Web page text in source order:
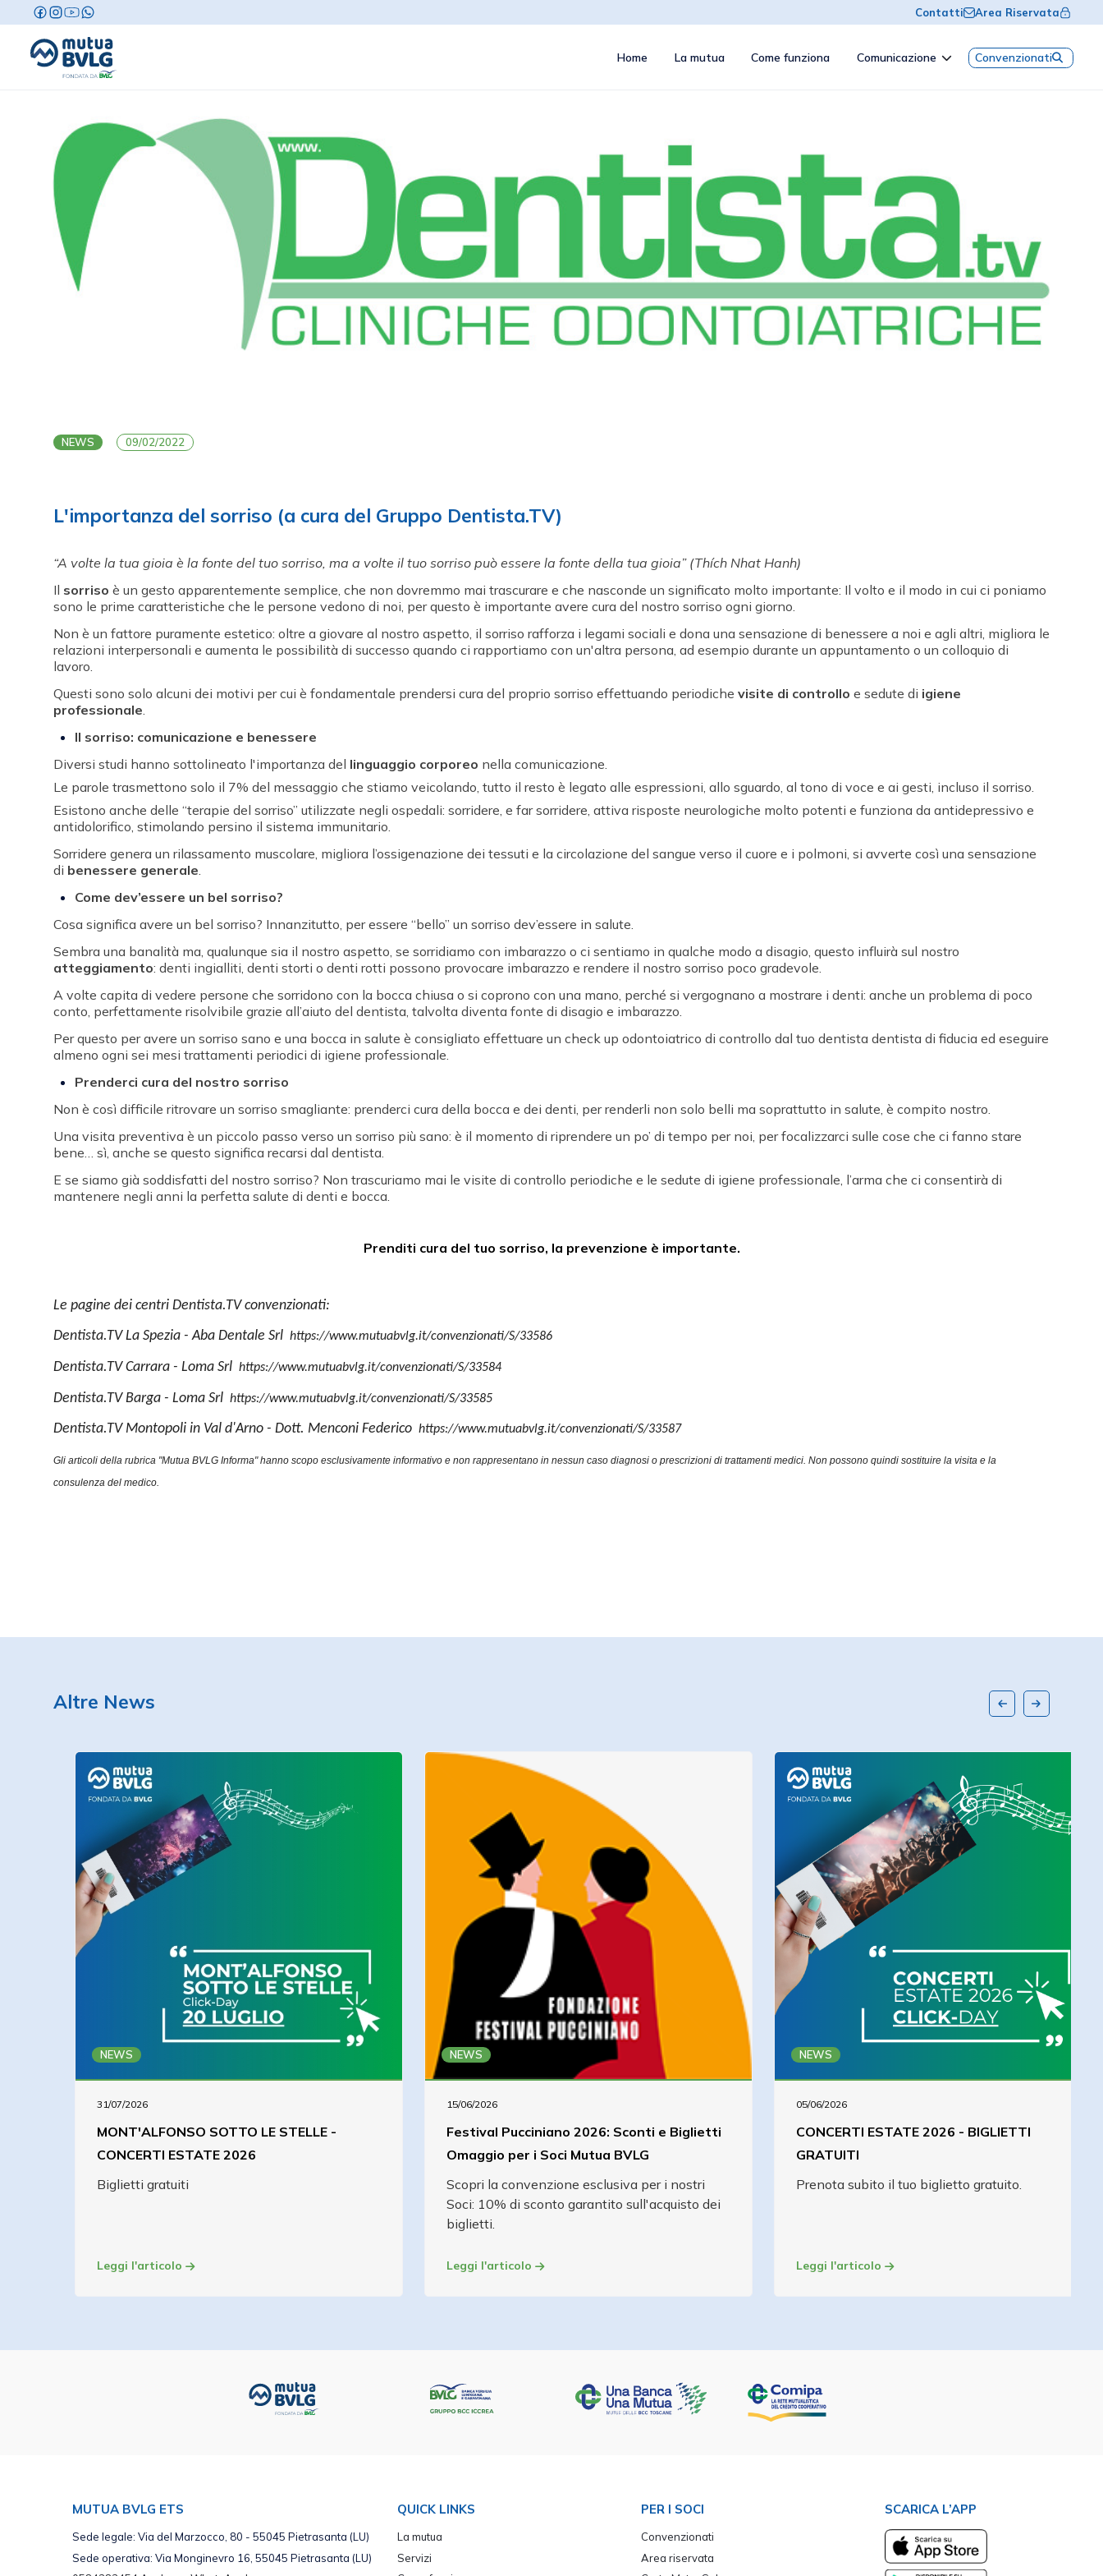
Contatti Area Riservata
Home La mutua Come funziona Comunicazione Convenzionati
NEWS 09/02/2022
L'importanza del sorriso (a cura del Gruppo Dentista.TV)
“A volte la tua gioia è la fonte del tuo sorriso, ma a volte il tuo sorriso può essere la fonte della tua gioia” (Thích Nhat Hanh)
Il sorriso è un gesto apparentemente semplice, che non dovremmo mai trascurare e che nasconde un significato molto importante: Il volto e il modo in cui ci poniamo
sono le prime caratteristiche che le persone vedono di noi, per questo è importante avere cura del nostro sorriso ogni giorno.
Non è un fattore puramente estetico: oltre a giovare al nostro aspetto, il sorriso rafforza i legami sociali e dona una sensazione di benessere a noi e agli altri, migliora le
relazioni interpersonali e aumenta le possibilità di successo quando ci rapportiamo con un'altra persona, ad esempio durante un appuntamento o un colloquio di
lavoro.
Questi sono solo alcuni dei motivi per cui è fondamentale prendersi cura del proprio sorriso effettuando periodiche visite di controllo e sedute di igiene
professionale
Il sorriso: comunicazione e benessere
Diversi studi hanno sottolineato l'importanza del linguaggio corporeo nella comunicazione.
Le parole trasmettono solo il 7% del messaggio che stiamo veicolando, tutto il resto è legato alle espressioni, allo sguardo, al tono di voce e ai gesti, incluso il sorriso.
Esistono anche delle “terapie del sorriso” utilizzate negli ospedali: sorridere, e far sorridere, attiva risposte neurologiche molto potenti e funziona da antidepressivo e
antidolorifico, stimolando persino il sistema immunitario.
Sorridere genera un rilassamento muscolare, migliora l’ossigenazione dei tessuti e la circolazione del sangue verso il cuore e i polmoni, si avverte così una sensazione
di benessere generale
Come dev’essere un bel sorriso?
Cosa significa avere un bel sorriso? Innanzitutto, per essere “bello” un sorriso dev’essere in salute.
Sembra una banalità ma, qualunque sia il nostro aspetto, se sorridiamo con imbarazzo o ci sentiamo in qualche modo a disagio, questo influirà sul nostro
atteggiamento: denti ingialliti, denti storti o denti rotti possono provocare imbarazzo e rendere il nostro sorriso poco gradevole.
A volte capita di vedere persone che sorridono con la bocca chiusa o si coprono con una mano, perché si vergognano a mostrare i denti: anche un problema di poco
conto, perfettamente risolvibile grazie all’aiuto del dentista, talvolta diventa fonte di disagio e imbarazzo.
Per questo per avere un sorriso sano e una bocca in salute è consigliato effettuare un check up odontoiatrico di controllo dal tuo dentista dentista di fiducia ed eseguire
almeno ogni sei mesi trattamenti periodici di igiene professionale.
Prenderci cura del nostro sorriso
Non è così difficile ritrovare un sorriso smagliante: prenderci cura della bocca e dei denti, per renderli non solo belli ma soprattutto in salute, è compito nostro.
Una visita preventiva è un piccolo passo verso un sorriso più sano: è il momento di riprendere un po’ di tempo per noi, per focalizzarci sulle cose che ci fanno stare
bene… sì, anche se questo significa recarsi dal dentista.
E se siamo già soddisfatti del nostro sorriso? Non trascuriamo mai le visite di controllo periodiche e le sedute di igiene professionale, l’arma che ci consentirà di
mantenere negli anni la perfetta salute di denti e bocca.
Prenditi cura del tuo sorriso, la prevenzione è importante.
Le pagine dei centri Dentista.TV convenzionati:
Dentista.TV La Spezia - Aba Dentale Srl https://www.mutuabvlg.it/convenzionati/S/33586
Dentista.TV Carrara - Loma Srl https://www.mutuabvlg.it/convenzionati/S/33584
Dentista.TV Barga - Loma Srl https://www.mutuabvlg.it/convenzionati/S/33585
Dentista.TV Montopoli in Val d'Arno - Dott. Menconi Federico https://www.mutuabvlg.it/convenzionati/S/33587
Gli articoli della rubrica "Mutua BVLG Informa" hanno scopo esclusivamente informativo e non rappresentano in nessun caso diagnosi o prescrizioni di trattamenti medici. Non possono quindi sostituire la visita e la
consulenza del medico.
Altre News
NEWS
31/07/2026
MONT'ALFONSO SOTTO LE STELLE -
CONCERTI ESTATE 2026
Biglietti gratuiti
Leggi l'articolo
NEWS
15/06/2026
Festival Pucciniano 2026: Sconti e Biglietti
Omaggio per i Soci Mutua BVLG
Scopri la convenzione esclusiva per i nostri
Soci: 10% di sconto garantito sull'acquisto dei
biglietti.
Leggi l'articolo
NEWS
05/06/2026
CONCERTI ESTATE 2026 - BIGLIETTI
GRATUITI
Prenota subito il tuo biglietto gratuito.
Leggi l'articolo
MUTUA BVLG ETS
Sede legale: Via del Marzocco, 80 - 55045 Pietrasanta (LU)
Sede operativa: Via Monginevro 16, 55045 Pietrasanta (LU)
QUICK LINKS
La mutua
Servizi
PER I SOCI
Convenzionati
Area riservata
SCARICA L’APP